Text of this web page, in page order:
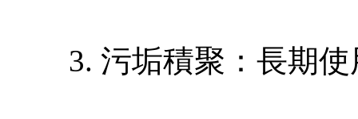
3. 污垢積聚：長期使用